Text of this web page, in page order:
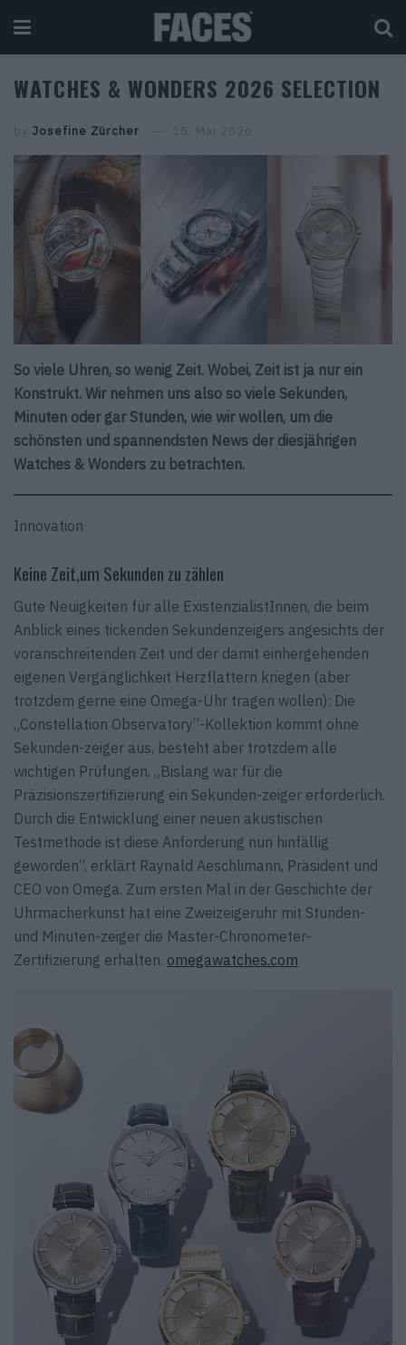
WATCHES & WONDERS 2026 SELECTION
by Josefine Zürcher 15. Mai 2026
So viele Uhren, so wenig Zeit. Wobei, Zeit ist ja nur ein
Konstrukt. Wir nehmen uns also so viele Sekunden,
Minuten oder gar Stunden, wie wir wollen, um die
schönsten und spannendsten News der diesjährigen
Watches & Wonders zu betrachten.
Innovation
Keine Zeit,um Sekunden zu zählen
Gute Neuigkeiten für alle ExistenzialistInnen, die beim
Anblick eines tickenden Sekundenzeigers angesichts der
voranschreitenden Zeit und der damit einhergehenden
eigenen Vergänglichkeit Herzflattern kriegen (aber
trotzdem gerne eine Omega-Uhr tragen wollen): Die
„Constellation Observatory“-Kollektion kommt ohne
Sekunden-zeiger aus, besteht aber trotzdem alle
wichtigen Prüfungen. „Bislang war für die
Präzisionszertifizierung ein Sekunden-zeiger erforderlich.
Durch die Entwicklung einer neuen akustischen
Testmethode ist diese Anforderung nun hinfällig
geworden“, erklärt Raynald Aeschlimann, Präsident und
CEO von Omega. Zum ersten Mal in der Geschichte der
Uhrmacherkunst hat eine Zweizeigeruhr mit Stunden-
und Minuten-zeiger die Master-Chronometer-
Zertifizierung erhalten. omegawatches.com